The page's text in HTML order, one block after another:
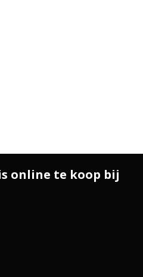
online te koop bij